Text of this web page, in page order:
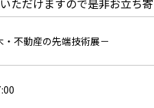
ただけますので是非お立ち寄
・不動産の先端技術展－